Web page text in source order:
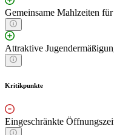
Gemeinsame Mahlzeiten für
Attraktive
Kritikpunkte
Eingeschränkte